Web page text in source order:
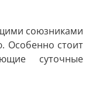
союзниками
Особенно стоит
суточные